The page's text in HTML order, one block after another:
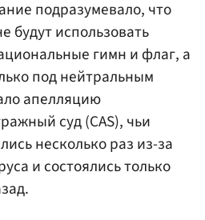
подразумевало, что
будут использовать
гимн и флаг, а
под нейтральным
апелляцию
суд (CAS), чьи
несколько раз из-за
и состоялись только